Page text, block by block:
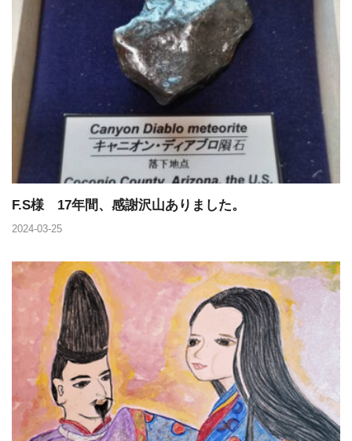
F.S様 17年間、感謝沢山ありました。
2024-03-25